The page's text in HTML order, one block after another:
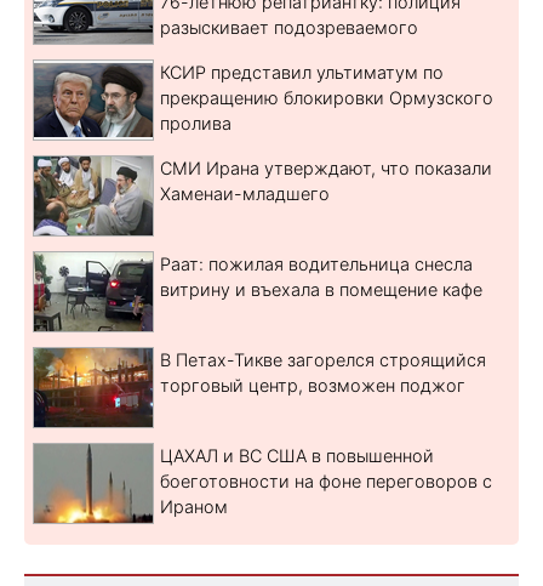
разыскивает подозреваемого
КСИР представил ультиматум по
прекращению блокировки Ормузского
пролива
СМИ Ирана утверждают, что показали
Хаменаи-младшего
Раат: пожилая водительница снесла
витрину и въехала в помещение кафе
В Петах-Тикве загорелся строящийся
торговый центр, возможен поджог
ЦАХАЛ и ВС США в повышенной
боеготовности на фоне переговоров с
Ираном